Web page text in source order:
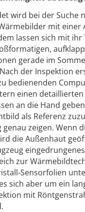
wird bei der Suche
mit einer
lassen sich mit
gerade im
der Inspektion
bedienenden
einen
an die Hand
als Referenz
genau zeigen. Wenn
die Außenhaut
zur
Sensorfolien
sich aber um ein
mit